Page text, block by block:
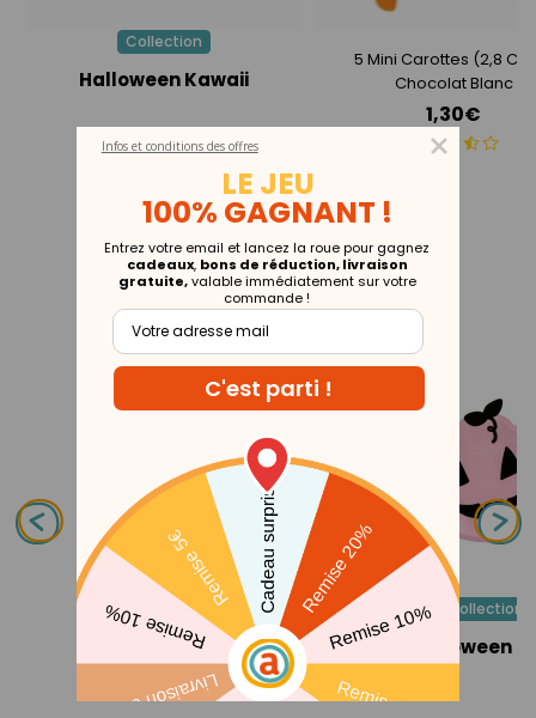
Collection
Halloween Kawaii
5 Mini Carottes (2,8
Chocolat Blanc
1,30€
THÈMES ASSOCIÉS
Collection
Halloween Kawaii
Collection
Halloween
Entrez votre email et lancez la roue pour gagnez
cadeaux, bons de réduction, livraison
gratuite,valable immédiatement sur votre
commande !
Infos et conditions des offres
100% GAGNANT !
LE JEU